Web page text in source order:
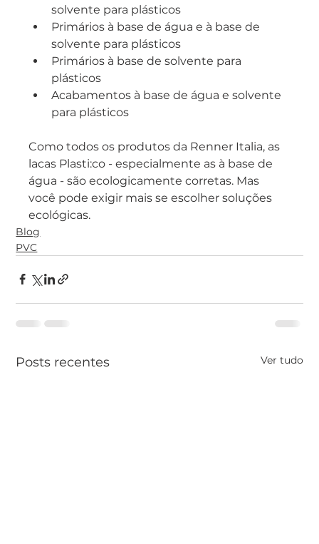
solvente para plásticos
Primários à base de água e à base de
solvente para plásticos
Primários à base de solvente para
plásticos
Acabamentos à base de água e solvente
para plásticos
Como todos os produtos da Renner Italia, as
lacas Plasti:co - especialmente as à base de
água - são ecologicamente corretas. Mas
você pode exigir mais se escolher soluções
ecológicas.
Blog
PVC
Posts recentes Ver tudo